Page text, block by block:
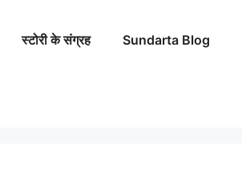
स्टोरी के संग्रह Sundarta Blog